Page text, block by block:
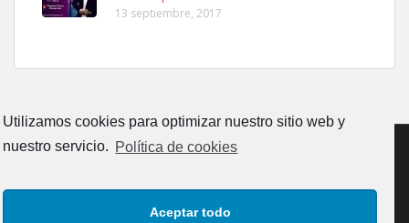
Utilizamos cookies para optimizar nuestro sitio web y
nuestro servicio. Política de cookies
Aceptar todo
Ninfa perdida
Leales.org » Gran Canaria | 6.7.2025
13 septiembre, 2017